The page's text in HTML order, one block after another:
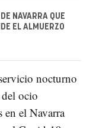
NAVARRA QUE
EL ALMUERZO
nocturno
ocio
en el Navarra